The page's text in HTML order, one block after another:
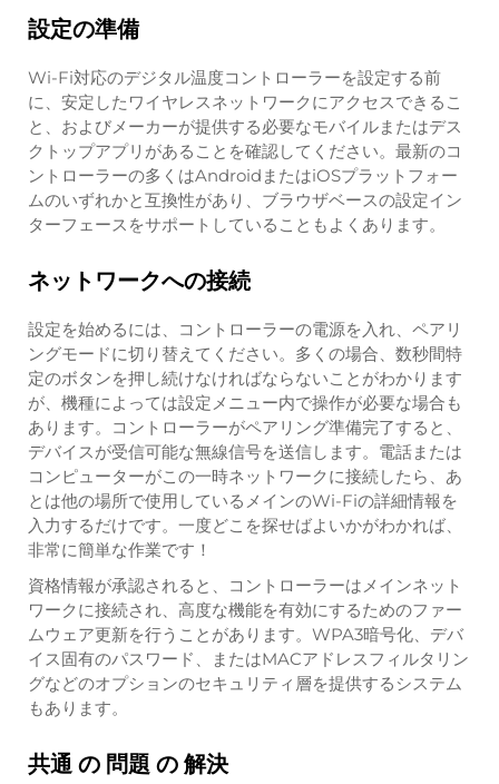
設定の準備
Wi-Fi対応のデジタル温度コントローラーを設定する前
に、安定したワイヤレスネットワークにアクセスできるこ
と、およびメーカーが提供する必要なモバイルまたはデス
クトップアプリがあることを確認してください。最新のコ
ントローラーの多くはAndroidまたはiOSプラットフォー
ムのいずれかと互換性があり、ブラウザベースの設定イン
ターフェースをサポートしていることもよくあります。
ネットワークへの接続
設定を始めるには、コントローラーの電源を入れ、ペアリ
ングモードに切り替えてください。多くの場合、数秒間特
定のボタンを押し続けなければならないことがわかります
が、機種によっては設定メニュー内で操作が必要な場合も
あります。コントローラーがペアリング準備完了すると、
デバイスが受信可能な無線信号を送信します。電話または
コンピューターがこの一時ネットワークに接続したら、あ
とは他の場所で使用しているメインのWi-Fiの詳細情報を
入力するだけです。一度どこを探せばよいかがわかれば、
非常に簡単な作業です！
資格情報が承認されると、コントローラーはメインネット
ワークに接続され、高度な機能を有効にするためのファー
ムウェア更新を行うことがあります。WPA3暗号化、デバ
イス固有のパスワード、またはMACアドレスフィルタリン
グなどのオプションのセキュリティ層を提供するシステム
もあります。
共通 の 問題 の 解決